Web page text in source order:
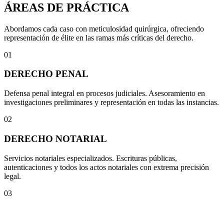
ÁREAS DE PRÁCTICA
Abordamos cada caso con meticulosidad quirúrgica, ofreciendo
representación de élite en las ramas más críticas del derecho.
01
DERECHO PENAL
Defensa penal integral en procesos judiciales. Asesoramiento en
investigaciones preliminares y representación en todas las instancias.
02
DERECHO NOTARIAL
Servicios notariales especializados. Escrituras públicas,
autenticaciones y todos los actos notariales con extrema precisión
legal.
03